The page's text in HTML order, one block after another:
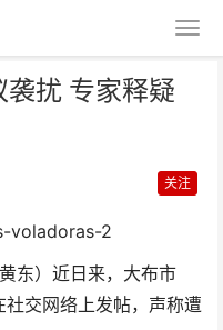
扰 专家释疑
关注
东）近日来，大布市
社交网络上发帖，声称遭